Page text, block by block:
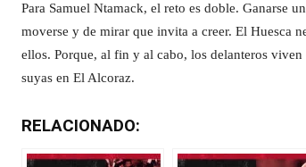
Para Samuel Ntamack, el reto es doble. Ganarse
moverse y de mirar que invita a creer. El Huesca
ellos. Porque, al fin y al cabo, los delanteros
suyas en El Alcoraz.
RELACIONADO: